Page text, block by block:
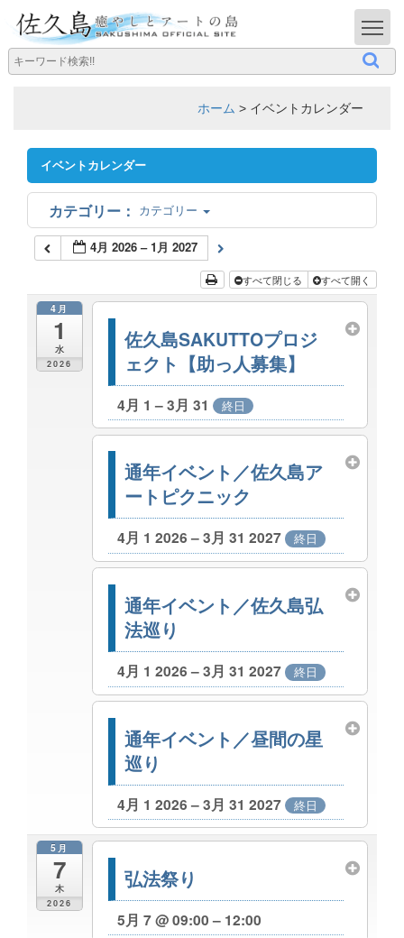
ホーム > イベントカレンダー
イベントカレンダー
カテゴリー
4月 2026 – 1月 2027
すべて閉じる すべて開く
4月
1
水
2026
佐久島SAKUTTOプロジ
ェクト【助っ人募集】
4月 1 – 3月 31 終日
通年イベント／佐久島ア
ートピクニック
4月 1 2026 – 3月 31 2027 終日
通年イベント／佐久島弘
法巡り
4月 1 2026 – 3月 31 2027 終日
通年イベント／昼間の星
巡り
4月 1 2026 – 3月 31 2027 終日
5月
7
木
2026
弘法祭り
5月 7 @ 09:00 – 12:00